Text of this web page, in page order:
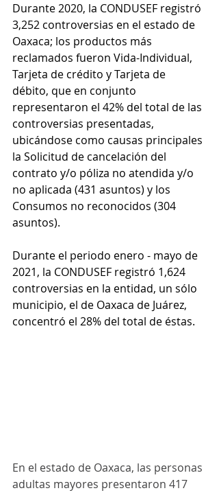
Durante 2020, la CONDUSEF registró
3,252 controversias en el estado de
Oaxaca; los productos más
reclamados fueron Vida-Individual,
Tarjeta de crédito y Tarjeta de
débito, que en conjunto
representaron el 42% del total de las
controversias presentadas,
ubicándose como causas principales
la Solicitud de cancelación del
contrato y/o póliza no atendida y/o
no aplicada (431 asuntos) y los
Consumos no reconocidos (304
asuntos).
Durante el periodo enero - mayo de
2021, la CONDUSEF registró 1,624
controversias en la entidad, un sólo
municipio, el de Oaxaca de Juárez,
concentró el 28% del total de éstas.
En el estado de Oaxaca, las personas
adultas mayores presentaron 417